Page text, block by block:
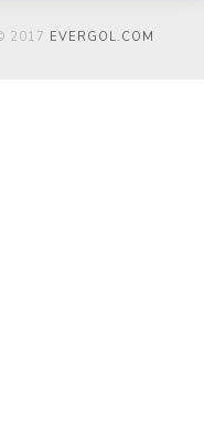
2017 EVERGOL.COM